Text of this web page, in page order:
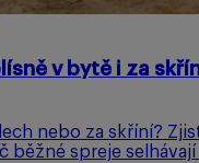
v bytě i za
nebo za skříní?
běžné spreje